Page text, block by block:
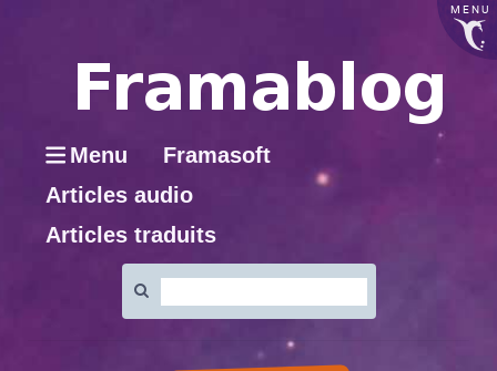
MENU
Menu
Framasoft
Articles audio
Articles traduits
: